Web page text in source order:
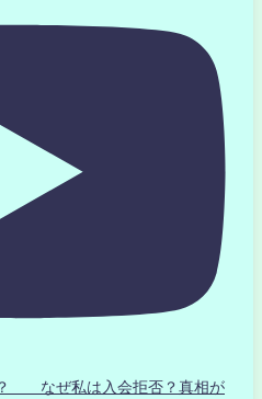
？ なぜ私は入会拒否？真相が